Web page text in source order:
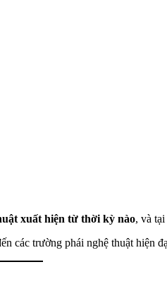
xuất hiện từ thời kỳ nào, và
các trường phái nghệ thuật hiện